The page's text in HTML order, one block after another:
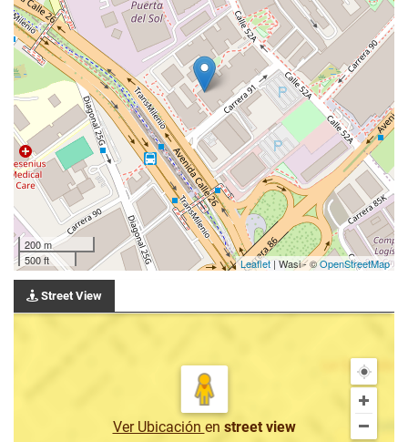
200 m
500 ft
Leaflet| Wasi - ©OpenStreetMap
Street View
Ver Ubicación en street view